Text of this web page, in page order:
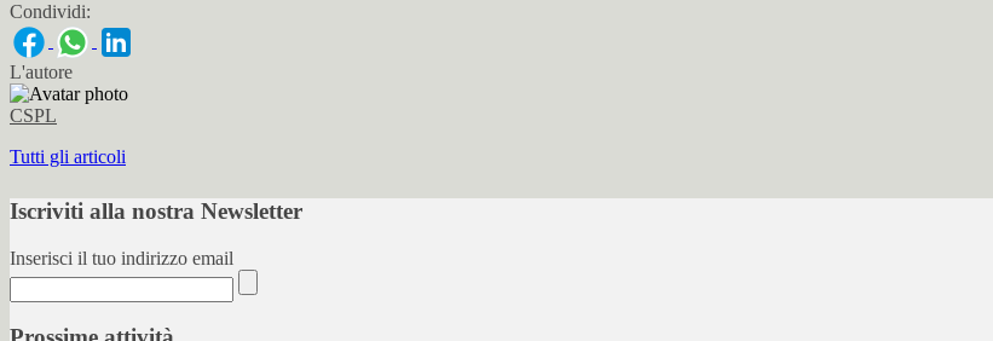
Condividi:
L'autore
CSPL
Tutti gli articoli
Iscriviti alla nostra Newsletter
Inserisci il tuo indirizzo email